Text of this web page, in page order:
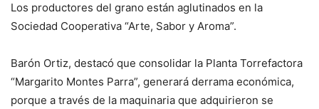
Los productores del grano están aglutinados en la
Sociedad Cooperativa “Arte, Sabor y Aroma”.
Barón Ortiz, destacó que consolidar la Planta Torrefactora
“Margarito Montes Parra”, generará derrama económica,
porque a través de la maquinaria que adquirieron se